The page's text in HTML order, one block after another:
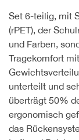
Set 6-teilig, mit
(rPET), der
und Farben,
Tragekomfort
unterteilt und
überträgt 50%
ergonomisch
das